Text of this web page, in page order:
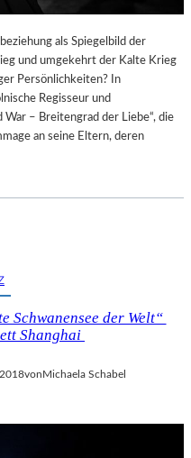
als Spiegelbild der
und umgekehrt der Kalte Krieg
Persönlichkeiten? In
Regisseur und
War – Breitengrad der Liebe“, die
an seine Eltern, deren
Schwanensee der Welt“
Shanghai
von Michaela Schabel